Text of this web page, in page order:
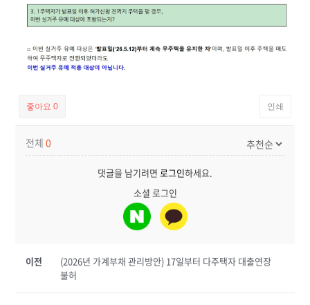
좋아요0 인쇄
전체0
댓글을 남기려면 로그인하세요.
소셜 로그인
이전
(2026년 가계부채 관리방안) 17일부터 다주택자 대출연장
불허